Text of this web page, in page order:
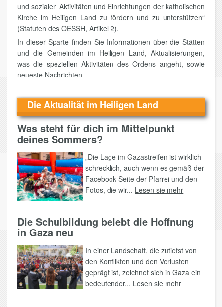
und sozialen Aktivitäten und Einrichtungen der katholischen
Kirche im Heiligen Land zu fördern und zu unterstützen“
(Statuten des OESSH, Artikel 2).
In dieser Sparte finden Sie Informationen über die Stätten
und die Gemeinden im Heiligen Land, Aktualisierungen,
was die speziellen Aktivitäten des Ordens angeht, sowie
neueste Nachrichten.
Die Aktualität im Heiligen Land
Was steht für dich im Mittelpunkt
deines Sommers?
„Die Lage im Gazastreifen ist wirklich
schrecklich, auch wenn es gemäß der
Facebook-Seite der Pfarrei und den
Fotos, die wir... Lesen sie mehr
Die Schulbildung belebt die Hoffnung
in Gaza neu
In einer Landschaft, die zutiefst von
den Konflikten und den Verlusten
geprägt ist, zeichnet sich in Gaza ein
bedeutender... Lesen sie mehr